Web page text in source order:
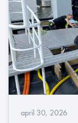
april 30, 2026